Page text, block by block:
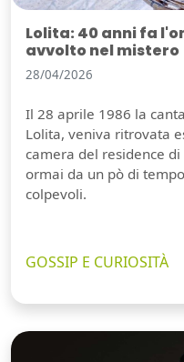
Lolita: 40 anni fa
avvolto nel mistero
28/04/2026
Il 28 aprile 1986 la
Lolita, veniva ritrovata
camera del residence
ormai da un pò di
colpevoli.
GOSSIP E CURIOSITÀ